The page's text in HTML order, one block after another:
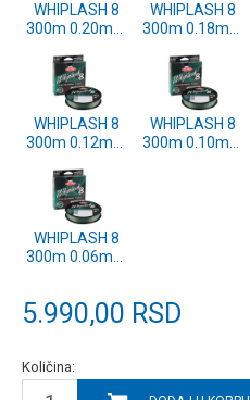
WHIPLASH 8
300m 0.20mm
(1579697)
WHIPLASH 8
300m 0.18mm
(1579696)
WHIPLASH 8
300m 0.12mm
(1579693)
WHIPLASH 8
300m 0.10mm
WHIPLASH 8
300m 0.06mm
5.990,00 RSD
Količina: